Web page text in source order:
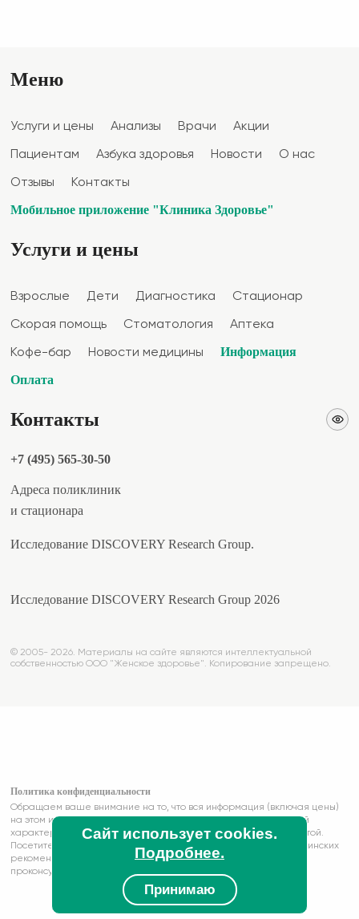
Меню
Услуги и цены Анализы Врачи Акции
Пациентам Азбука здоровья Новости О нас
Отзывы Контакты
Мобильное приложение "Клиника Здоровье"
Услуги и цены
Взрослые Дети Диагностика Стационар
Скорая помощь Стоматология Аптека
Кофе-бар Новости медицины Информация
Оплата
Контакты
+7 (495) 565-30-50
Адреса поликлиник
и стационара
Исследование DISCOVERY Research Group.
Исследование DISCOVERY Research Group 2026
© 2005- 2026. Материалы на сайте являются интеллектуальной
собственностью ООО "Женское здоровье". Копирование запрещено.
Политика конфиденциальности
Обращаем ваше внимание на то, что вся информация (включая цены)
на этом интернет-сайте носит исключительно информационный
характер и ни при каких условиях не является публичной офертой.
Посетители сайта не должны использовать их в качестве медицинских
рекомендаций. Имеются противопоказания.Необходимо
проконсультироваться с врачом.
Сайт использует cookies.
Подробнее.
Принимаю